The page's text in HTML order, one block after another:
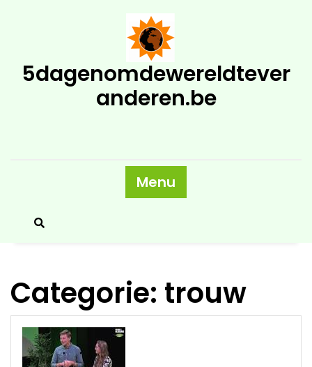
5dagenomdewereldtever
anderen.be
Menu
Categorie: trouw